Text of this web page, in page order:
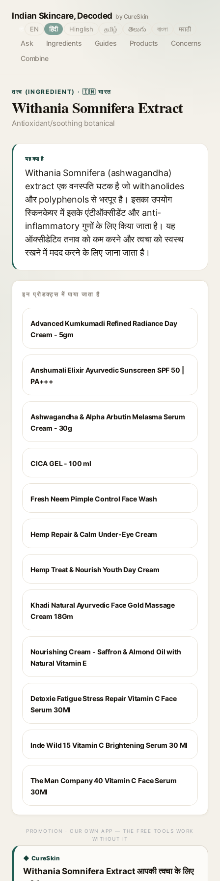
Indian Skincare, Decoded by CureSkin
Ask Ingredients Guides Products
Concerns
Combine
EN हिंदी Hinglish தமிழ் తెలుగు বাংলা मराठी
तत्व (INGREDIENT) · 🇮🇳 भारत
Withania Somnifera Extract
Antioxidant/soothing botanical
यह क्या है
Withania Somnifera (ashwagandha)
extract एक वनस्पति घटक है जो withanolides
और polyphenols से भरपूर है। इसका उपयोग
स्किनकेयर में इसके एंटीऑक्सीडेंट और anti-
inflammatory गुणों के लिए किया जाता है। यह
ऑक्सीडेटिव तनाव को कम करने और त्वचा को स्वस्थ
रखने में मदद करने के लिए जाना जाता है।
इन प्रोडक्ट्स में पाया जाता है
Advanced Kumkumadi Refined Radiance Day
Cream - 5gm
Anshumali Elixir Ayurvedic Sunscreen SPF 50 |
PA+++
Ashwagandha & Alpha Arbutin Melasma Serum
Cream - 30g
CICA GEL - 100 ml
Fresh Neem Pimple Control Face Wash
Hemp Repair & Calm Under-Eye Cream
Hemp Treat & Nourish Youth Day Cream
Khadi Natural Ayurvedic Face Gold Massage
Cream 18Gm
Nourishing Cream - Saffron & Almond Oil with
Natural Vitamin E
Detoxie Fatigue Stress Repair Vitamin C Face
Serum 30Ml
Inde Wild 15 Vitamin C Brightening Serum 30 Ml
The Man Company 40 Vitamin C Face Serum
30Ml
PROMOTION · OUR OWN APP — THE FREE TOOLS WORK
WITHOUT IT
◆ CureSkin
Withania Somnifera Extract आपकी त्वचा के लिए